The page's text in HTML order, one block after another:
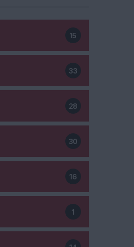
15
33
28
30
16
1